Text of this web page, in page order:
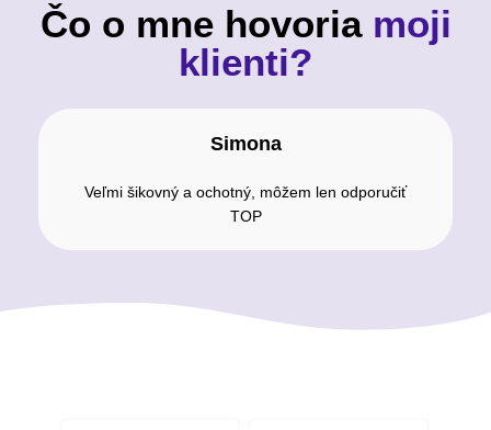
Čo o mne hovoriamoji
klienti?
Simona
Veľmi šikovný a ochotný, môžem len odporučiť
TOP